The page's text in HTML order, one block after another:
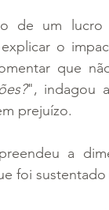
de um lucro
o
que
", indagou
prejuízo.
a
foi sustentado